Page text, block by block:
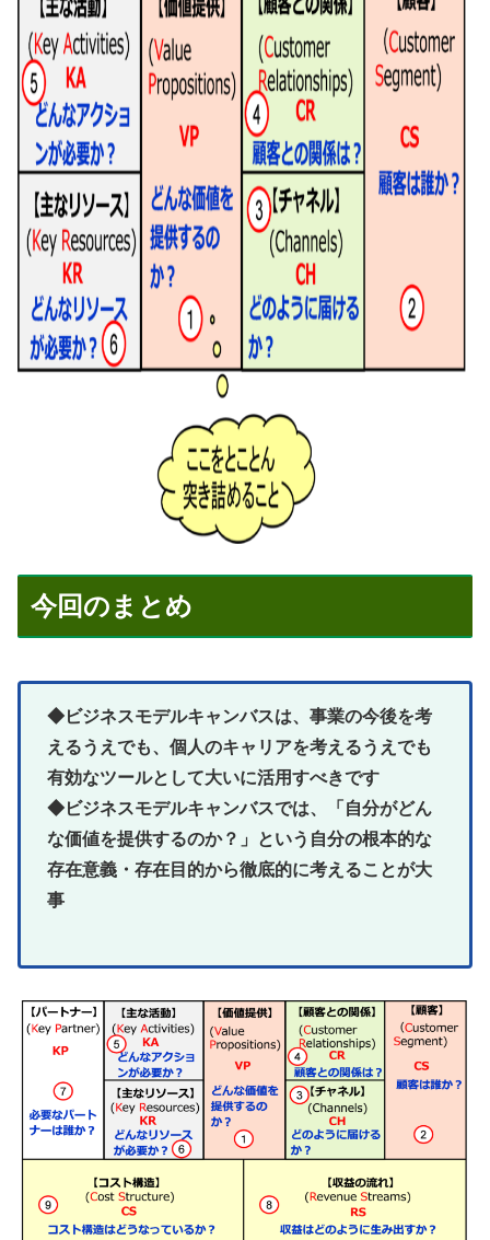
今回のまとめ
◆ビジネスモデルキャンバスは、事業の今後を考
えるうえでも、個人のキャリアを考えるうえでも
有効なツールとして大いに活用すべきです
◆ビジネスモデルキャンバスでは、「自分がどん
な価値を提供するのか？」という自分の根本的な
存在意義・存在目的から徹底的に考えることが大
事